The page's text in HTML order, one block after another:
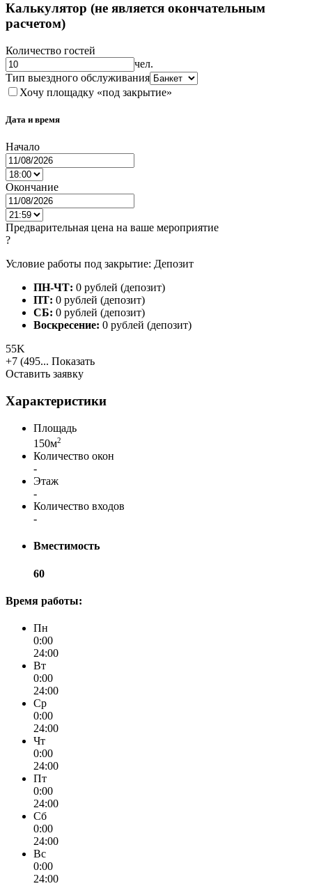
Калькулятор (не является окончательным
расчетом)
Количество гостей
чел.
Тип выездного обслуживания
Хочу площадку «под закрытие»
Дата и время
Начало
Окончание
Предварительная цена на ваше мероприятие
?
Условие работы под закрытие: Депозит
ПН-ЧТ: 0 рублей (депозит)
ПТ: 0 рублей (депозит)
СБ: 0 рублей (депозит)
Воскресение: 0 рублей (депозит)
55K
+7 (495... Показать
Оставить заявку
Характеристики
Площадь
150м2
Количество окон
-
Этаж
-
Количество входов
-
Вместимость
60
Время работы:
Пн
0:00
24:00
Вт
0:00
24:00
Ср
0:00
24:00
Чт
0:00
24:00
Пт
0:00
24:00
Сб
0:00
24:00
Вс
0:00
24:00